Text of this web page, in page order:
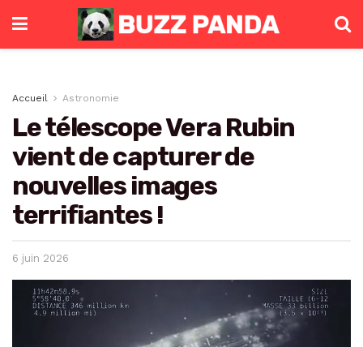
Accueil Astronomie
Le télescope Vera Rubin
vient de capturer de
nouvelles images
terrifiantes !
6 juin 2026